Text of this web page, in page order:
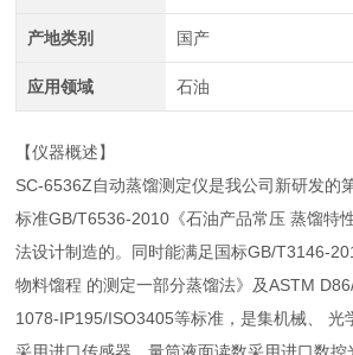
产地类别 国产
应用领域 石油
【仪器概述】
SC-6536Z自动蒸馏测定仪是我公司新研发的
标准GB/T6536-2010《石油产品常压 蒸馏特
法设计制造的。同时能满足国标GB/T3146-
物料馏程 的测定一部分蒸馏法》及ASTM
1078-IP195/ISO3405等标准，是集机械、 光